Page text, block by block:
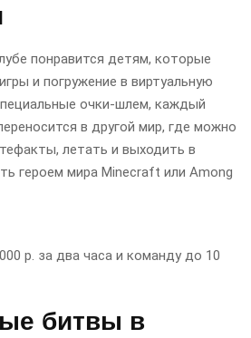
понравится детям, которые
и погружение в виртуальную
очки-шлем, каждый
в другой мир, где можно
летать и выходить в
героем мира Minecraft или Among
р. за два часа и команду до 10
битвы в